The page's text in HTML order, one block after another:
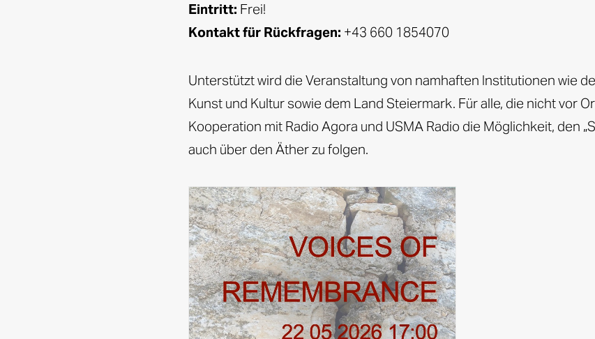
Eintritt: Frei!
Kontakt für Rückfragen: +43 660 1854070
Unterstützt wird die Veranstaltung von namhaften Institutionen wie
Kunst und Kultur sowie dem Land Steiermark. Für alle, die nicht vor
Kooperation mit Radio Agora und USMA Radio die Möglichkeit, den
auch über den Äther zu folgen.